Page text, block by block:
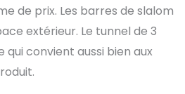
de prix. Les barres de slalom
extérieur. Le tunnel de 3
convient aussi bien aux